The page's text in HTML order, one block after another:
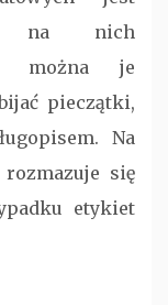
na nich
można je
pieczątki,
Na
się
etykiet